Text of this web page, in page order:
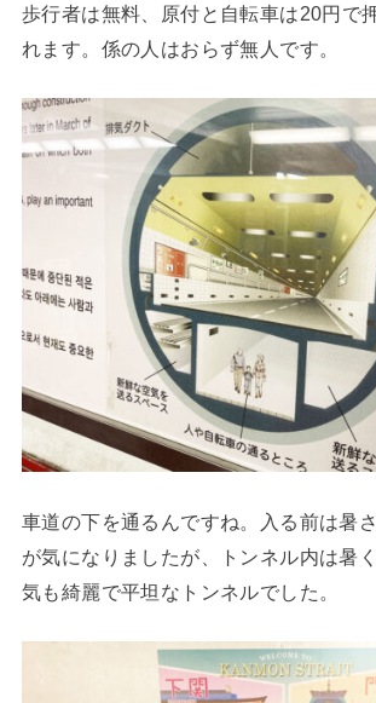
歩行者は無料、原付と自転車は20円で
れます。係の人はおらず無人です。
車道の下を通るんですね。入る前は暑
が気になりましたが、トンネル内は暑
気も綺麗で平坦なトンネルでした。